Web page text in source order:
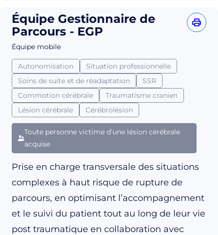
Équipe Gestionnaire de
Parcours - EGP
Équipe mobile
Autonomisation
Situation professionnelle
Soins de suite et de réadaptation
SSR
Commotion cérébrale
Traumatisme cranien
Lésion cérébrale
Cérébrolésion
Toute personne victime d’une lésion cérébrale
acquise
Prise en charge transversale des situations
complexes à haut risque de rupture de
parcours, en optimisant l’accompagnement
et le suivi du patient tout au long de leur vie
post traumatique en collaboration avec